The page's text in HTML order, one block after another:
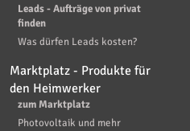
Leads - Aufträge von privat
finden
Was dürfen Leads kosten?
Marktplatz - Produkte für
den Heimwerker
zum Marktplatz
Photovoltaik und mehr